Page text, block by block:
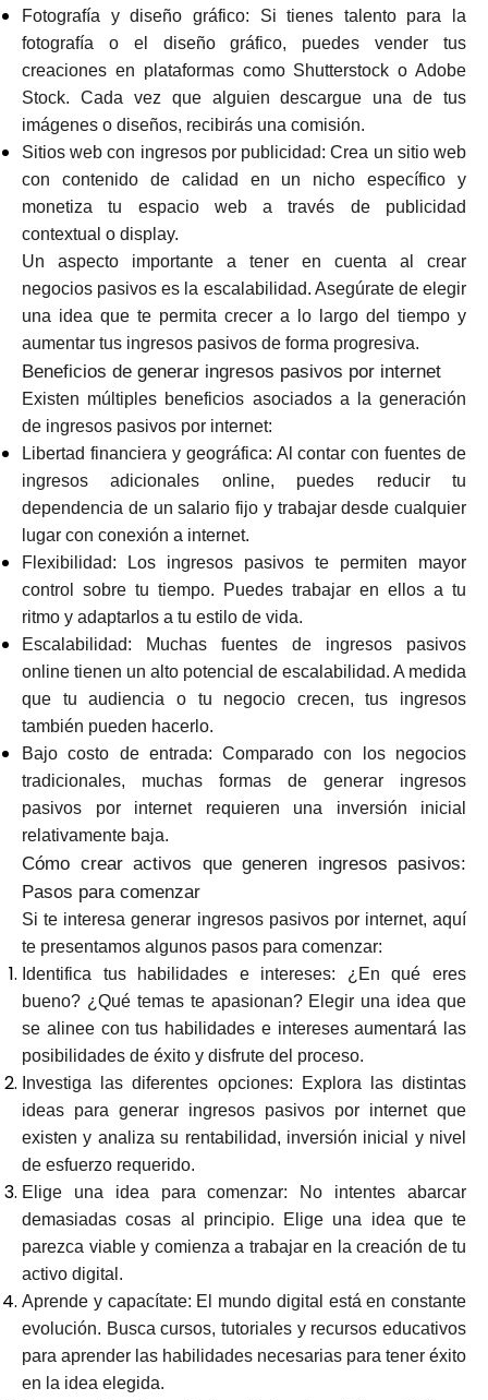
Fotografía y diseño gráfico: Si tienes talento para la
fotografía o el diseño gráfico, puedes vender tus
creaciones en plataformas como Shutterstock o Adobe
Stock. Cada vez que alguien descargue una de tus
imágenes o diseños, recibirás una comisión.
Sitios web con ingresos por publicidad: Crea un sitio web
con contenido de calidad en un nicho específico y
monetiza tu espacio web a través de publicidad
contextual o display.
Un aspecto importante a tener en cuenta al crear
negocios pasivos es la escalabilidad. Asegúrate de elegir
una idea que te permita crecer a lo largo del tiempo y
aumentar tus ingresos pasivos de forma progresiva.
Beneficios de generar ingresos pasivos por internet
Existen múltiples beneficios asociados a la generación
de ingresos pasivos por internet:
Libertad financiera y geográfica: Al contar con fuentes de
ingresos adicionales online, puedes reducir tu
dependencia de un salario fijo y trabajar desde cualquier
lugar con conexión a internet.
Flexibilidad: Los ingresos pasivos te permiten mayor
control sobre tu tiempo. Puedes trabajar en ellos a tu
ritmo y adaptarlos a tu estilo de vida.
Escalabilidad: Muchas fuentes de ingresos pasivos
online tienen un alto potencial de escalabilidad. A medida
que tu audiencia o tu negocio crecen, tus ingresos
también pueden hacerlo.
Bajo costo de entrada: Comparado con los negocios
tradicionales, muchas formas de generar ingresos
pasivos por internet requieren una inversión inicial
relativamente baja.
Cómo crear activos que generen ingresos pasivos:
Pasos para comenzar
Si te interesa generar ingresos pasivos por internet, aquí
te presentamos algunos pasos para comenzar:
Identifica tus habilidades e intereses: ¿En qué eres
bueno? ¿Qué temas te apasionan? Elegir una idea que
se alinee con tus habilidades e intereses aumentará las
posibilidades de éxito y disfrute del proceso.
Investiga las diferentes opciones: Explora las distintas
ideas para generar ingresos pasivos por internet que
existen y analiza su rentabilidad, inversión inicial y nivel
de esfuerzo requerido.
Elige una idea para comenzar: No intentes abarcar
demasiadas cosas al principio. Elige una idea que te
parezca viable y comienza a trabajar en la creación de tu
activo digital.
Aprende y capacítate: El mundo digital está en constante
evolución. Busca cursos, tutoriales y recursos educativos
para aprender las habilidades necesarias para tener éxito
en la idea elegida.